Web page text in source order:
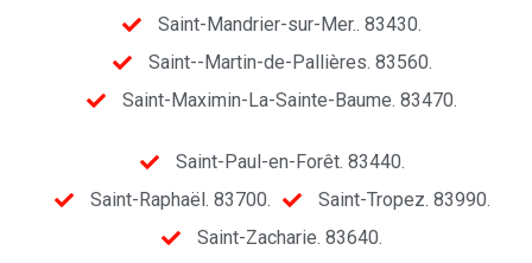
Saint-Mandrier-sur-Mer.. 83430.
Saint--Martin-de-Pallières. 83560.
Saint-Maximin-La-Sainte-Baume. 83470.
Saint-Paul-en-Forêt. 83440.
Saint-Raphaël. 83700.
Saint-Tropez. 83990.
Saint-Zacharie. 83640.